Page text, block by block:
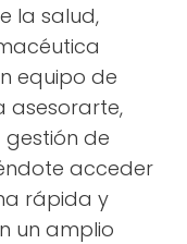
la salud,
equipo de
asesorarte,
de
acceder
rápida y
un amplio